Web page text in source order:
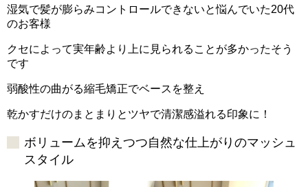
湿気で髪が膨らみコントロールできないと悩んでいた20代
のお客様
クセによって実年齢より上に見られることが多かったそう
です
弱酸性の曲がる縮毛矯正でベースを整え
乾かすだけのまとまりとツヤで清潔感溢れる印象に！
ボリュームを抑えつつ自然な仕上がりのマッシュ
スタイル